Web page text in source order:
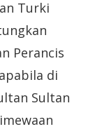
Turki
Perancis
di
Sultan